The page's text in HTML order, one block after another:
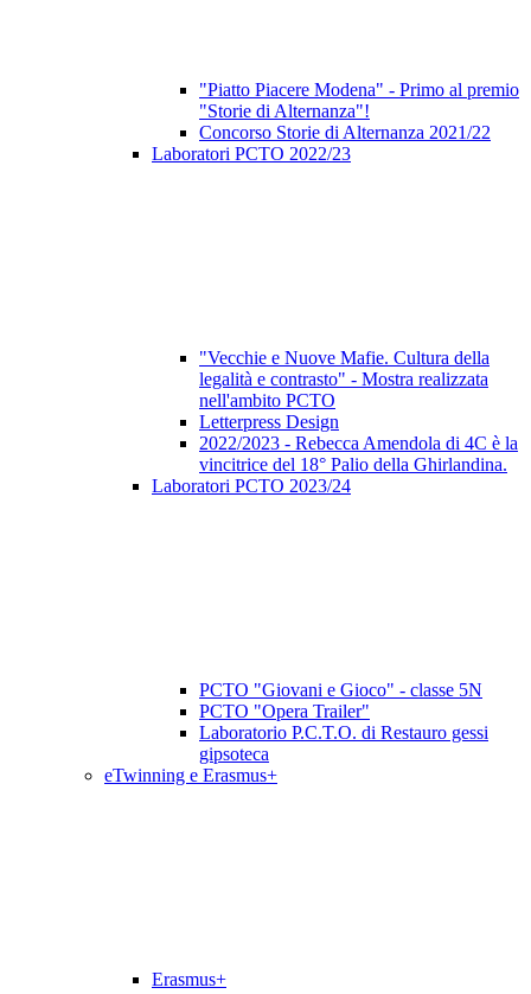
"Piatto Piacere Modena" - Primo al premio
"Storie di Alternanza"!
Concorso Storie di Alternanza 2021/22
Laboratori PCTO 2022/23
"Vecchie e Nuove Mafie. Cultura della
legalità e contrasto" - Mostra realizzata
nell'ambito PCTO
Letterpress Design
2022/2023 - Rebecca Amendola di 4C è la
vincitrice del 18° Palio della Ghirlandina.
Laboratori PCTO 2023/24
PCTO "Giovani e Gioco" - classe 5N
PCTO "Opera Trailer"
Laboratorio P.C.T.O. di Restauro gessi
gipsoteca
eTwinning e Erasmus+
Erasmus+